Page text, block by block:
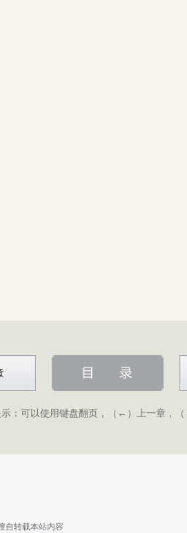
示：可以使用键盘翻页，（←）上一章，
自转载本站内容